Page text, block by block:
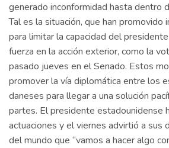
generado inconformidad hasta dentro
Tal es la situación, que han promovido
para limitar la capacidad del
fuerza en la acción exterior, como la
pasado jueves en el Senado. Estos
promover la vía diplomática entre los
daneses para llegar a una solución
partes. El presidente estadounidense
actuaciones y el viernes advirtió a sus
del mundo que “vamos a hacer algo